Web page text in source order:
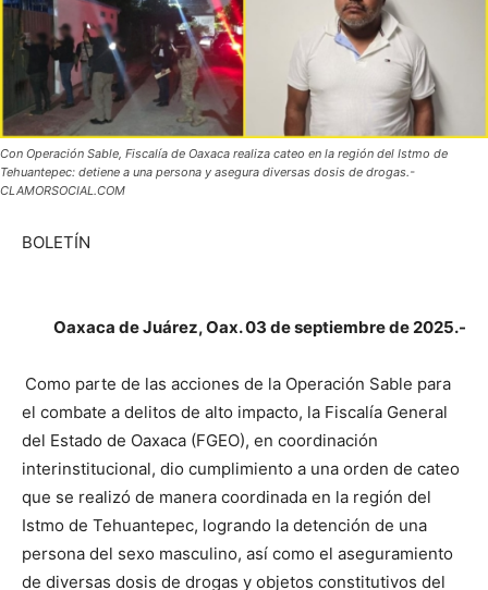
Con Operación Sable, Fiscalía de Oaxaca realiza cateo en la región del Istmo de
Tehuantepec: detiene a una persona y asegura diversas dosis de drogas.-
CLAMORSOCIAL.COM
BOLETÍN
Oaxaca de Juárez, Oax. 03 de septiembre de 2025.-
Como parte de las acciones de la Operación Sable para
el combate a delitos de alto impacto, la Fiscalía General
del Estado de Oaxaca (FGEO), en coordinación
interinstitucional, dio cumplimiento a una orden de cateo
que se realizó de manera coordinada en la región del
Istmo de Tehuantepec, logrando la detención de una
persona del sexo masculino, así como el aseguramiento
de diversas dosis de drogas y objetos constitutivos del